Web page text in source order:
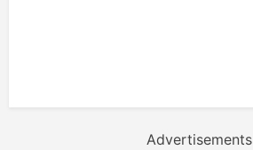
Advertisements